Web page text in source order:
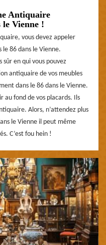
Antiquaire
le Vienne !
vous devez appeler
86 dans le Vienne.
en qui vous pouvez
antiquaire de vos meubles
dans le 86 dans le Vienne.
au fond de vos placards. Ils
Alors, n’attendez plus
le Vienne il peut même
C’est fou hein !